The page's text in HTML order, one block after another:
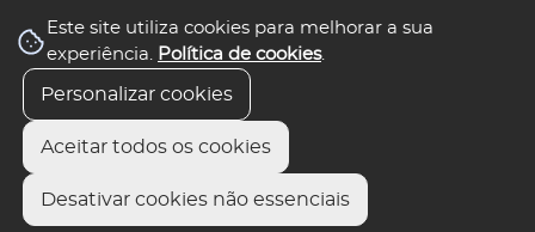
Este site utiliza cookies para melhorar a sua
experiência. Política de cookies.
Personalizar cookies
Aceitar todos os cookies
Desativar cookies não essenciais